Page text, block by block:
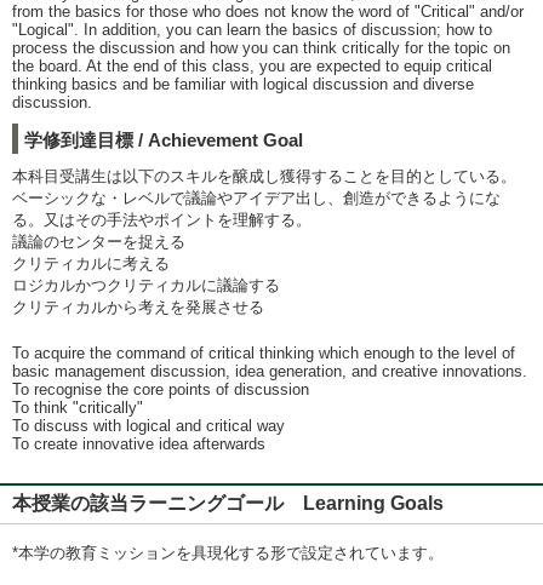
from the basics for those who does not know the word of "Critical" and/or
"Logical". In addition, you can learn the basics of discussion; how to
process the discussion and how you can think critically for the topic on
the board. At the end of this class, you are expected to equip critical
thinking basics and be familiar with logical discussion and diverse
discussion.
学修到達目標 / Achievement Goal
本科目受講生は以下のスキルを醸成し獲得することを目的としている。
ベーシックな・レベルで議論やアイデア出し、創造ができるようにな
る。又はその手法やポイントを理解する。
議論のセンターを捉える
クリティカルに考える
ロジカルかつクリティカルに議論する
クリティカルから考えを発展させる
To acquire the command of critical thinking which enough to the level of
basic management discussion, idea generation, and creative innovations.
To recognise the core points of discussion
To think "critically"
To discuss with logical and critical way
To create innovative idea afterwards
本授業の該当ラーニングゴール Learning Goals
*本学の教育ミッションを具現化する形で設定されています。